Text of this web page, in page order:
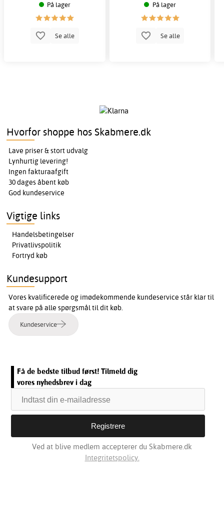
På lager
Se alle
På lager
Se alle
Hvorfor shoppe hos Skabmere.dk
Lave priser & stort udvalg
Lynhurtig levering!
Ingen fakturaafgift
30 dages åbent køb
God kundeservice
Vigtige links
Handelsbetingelser
Privatlivspolitik
Fortryd køb
Kundesupport
Vores kvalificerede og imødekommende kundeservice står klar til
at svare på alle spørgsmål til dit køb.
Kundeservice
Få de bedste tilbud først! Tilmeld dig
vores nyhedsbrev i dag
Ved at blive medlem accepterer du Skabmere.dk
Integritetspolicy.